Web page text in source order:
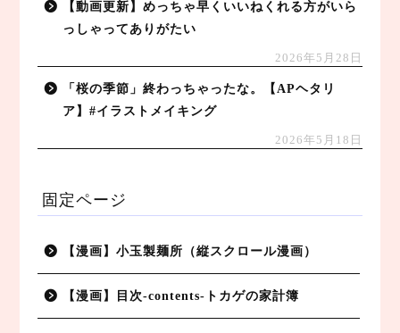
【動画更新】めっちゃ早くいいねくれる方がいら
っしゃってありがたい
2026年5月28日
「桜の季節」終わっちゃったな。【APヘタリ
ア】#イラストメイキング
2026年5月18日
固定ページ
【漫画】小玉製麺所（縦スクロール漫画）
【漫画】目次-contents-トカゲの家計簿